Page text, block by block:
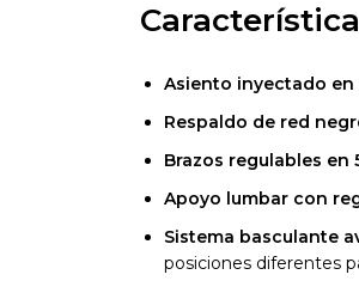
Asiento inyectado
Respaldo de red
Brazos regulables en
Apoyo lumbar con
Sistema basculante
posiciones diferentes